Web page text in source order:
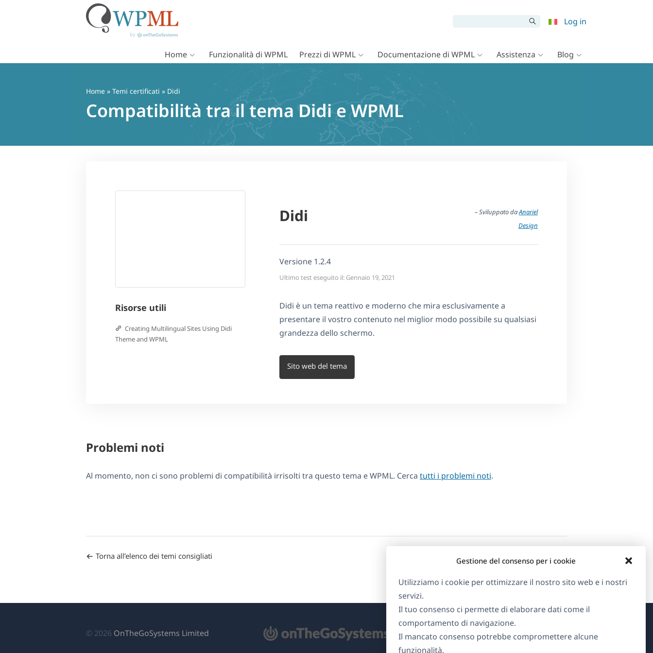
Gestione del consenso per i cookie
Utilizziamo i cookie per ottimizzare il nostro sito web e i nostri
servizi.
Il tuo consenso ci permette di elaborare dati come il
comportamento di navigazione.
Il mancato consenso potrebbe compromettere alcune
funzionalità.
Log in
Home Funzionalità di WPML Prezzi di WPML Documentazione di WPML Assistenza Blog
Home » Temi certificati » Didi
Compatibilità tra il tema Didi e WPML
Risorse utili
Creating Multilingual Sites Using Didi
Theme and WPML
Didi – Sviluppato daAnariel
Design
Versione 1.2.4
Ultimo test eseguito il: Gennaio 19, 2021
Didi è un tema reattivo e moderno che mira esclusivamente a
presentare il vostro contenuto nel miglior modo possibile su qualsiasi
grandezza dello schermo.
Sito web del tema
Problemi noti
Al momento, non ci sono problemi di compatibilità irrisolti tra questo tema e WPML. Cerca tutti i problemi noti.
Torna all’elenco dei temi consigliati
© 2026 OnTheGoSystems Limited
Informazioni su WPML